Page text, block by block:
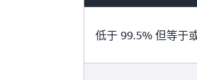
低于 99.5% 但等于